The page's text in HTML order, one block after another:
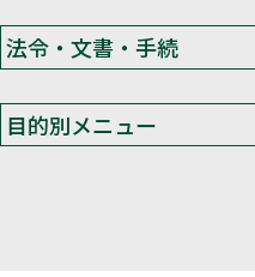
法令・文書・手続
目的別メニュー